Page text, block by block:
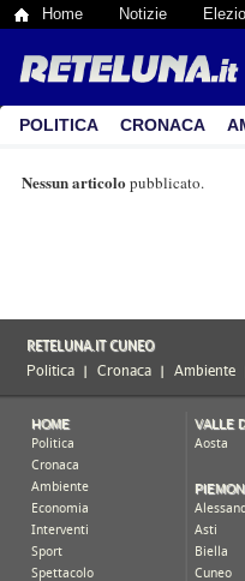
Home Notizie
POLITICA CRONACA
Nessun articolo pubblicato.